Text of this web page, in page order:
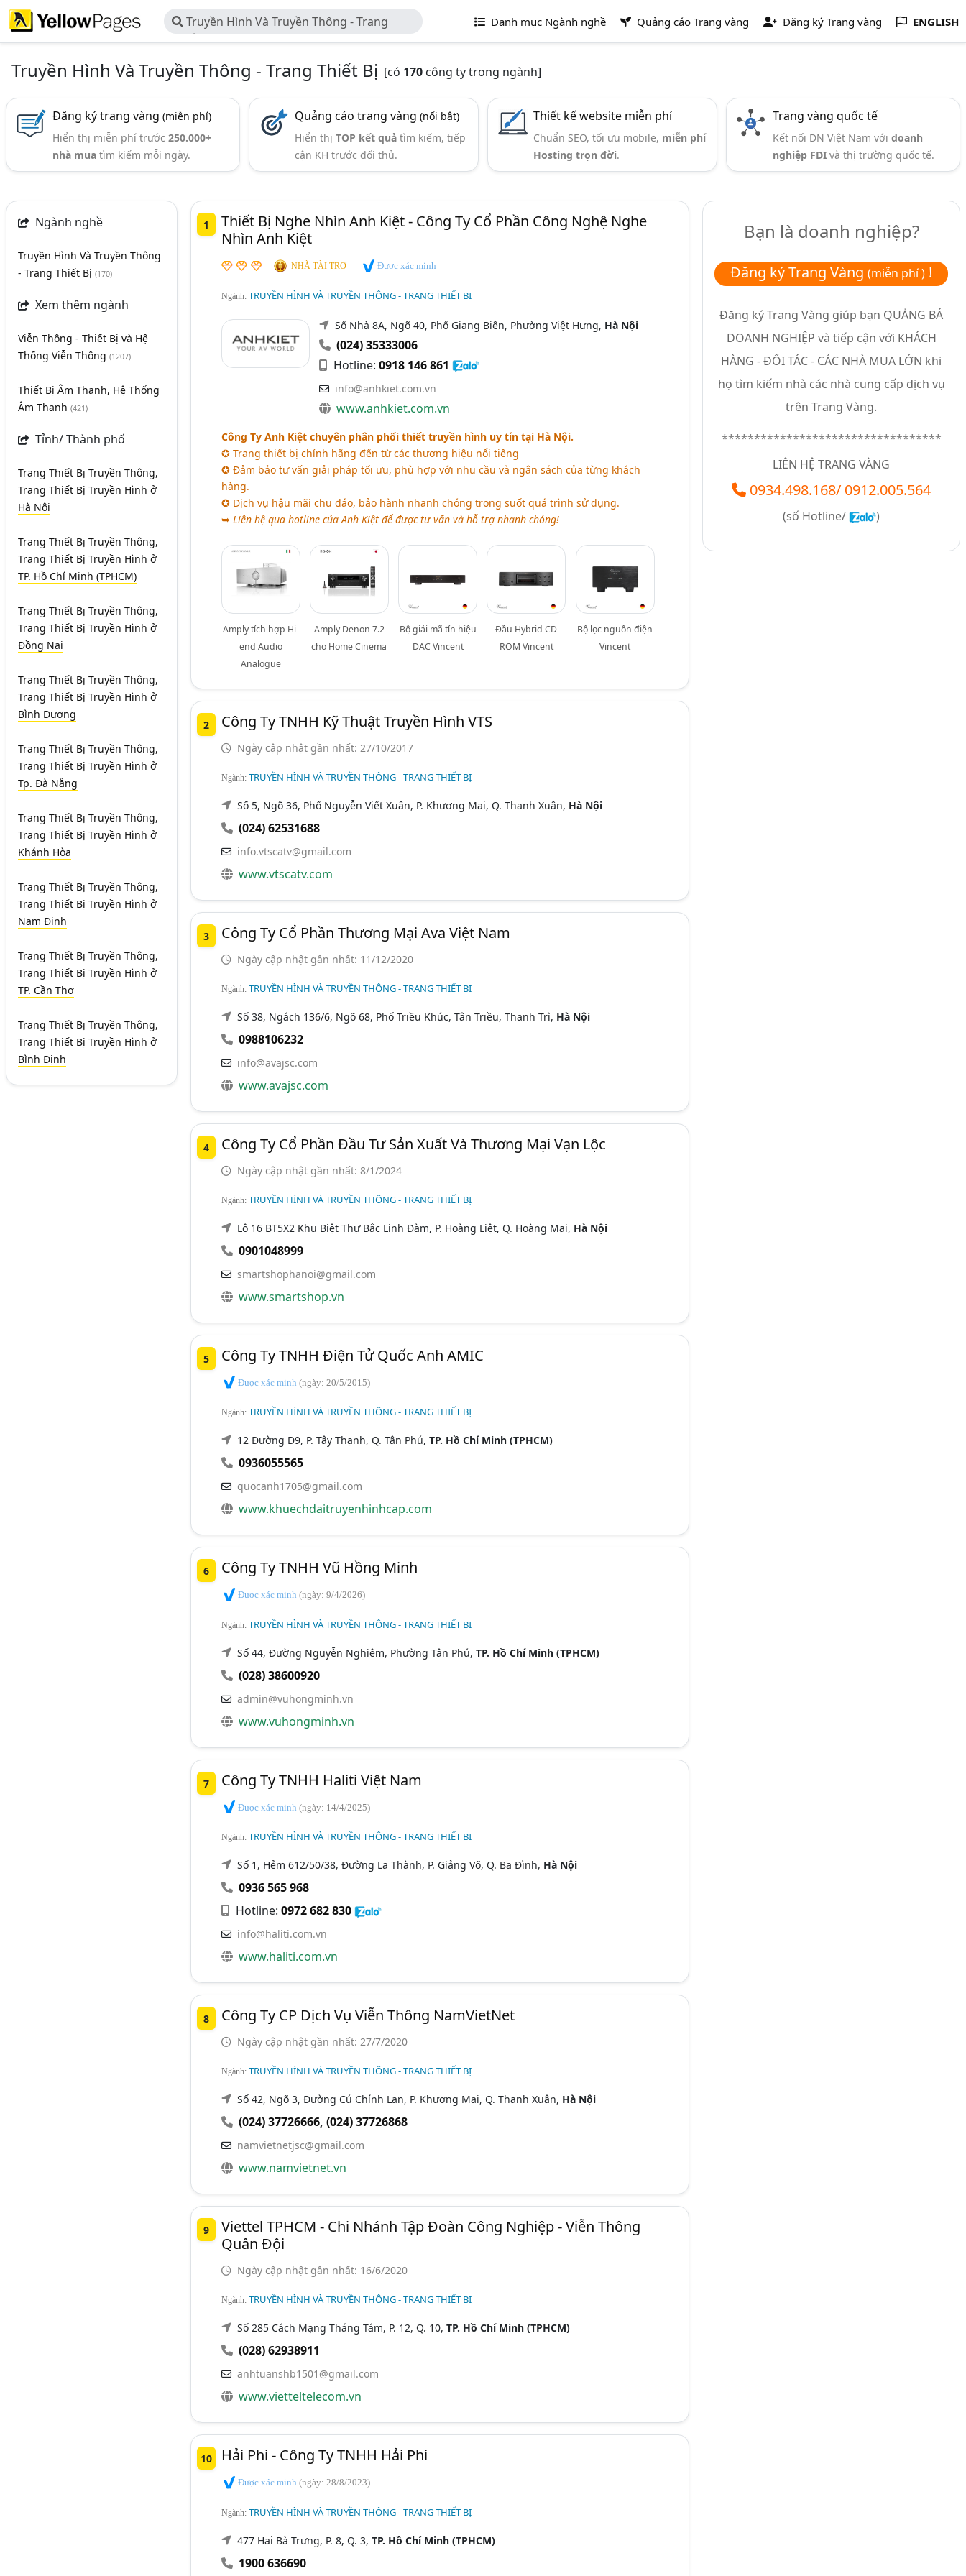
Truyền Hình Và Truyền Thông - Trang
Thiết Bị
Danh mục Ngành nghề Quảng cáo Trang vàng Đăng ký Trang vàng ENGLISH
Truyền Hình Và Truyền Thông - Trang Thiết Bị [có 170 công ty trong ngành]
Đăng ký trang vàng(miễn phí)
Hiển thị miễn phí trước250.000+
nhà mua tìm kiếm mỗi ngày.
Quảng cáo trang vàng(nổi bật)
Hiển thịTOP kết quả tìm kiếm, tiếp
cận KH trước đối thủ.
Thiết kế website miễn phí
Chuẩn SEO, tối ưu mobile, miễn phí
Hosting trọn đời.
Trang vàng quốc tế
Kết nối DN Việt Nam vớidoanh
nghiệp FDI và thị trường quốc tế.
Ngành nghề
Truyền Hình Và Truyền Thông
- Trang Thiết Bị (170)
Xem thêm ngành
Viễn Thông - Thiết Bị và Hệ
Thống Viễn Thông (1207)
Thiết Bị Âm Thanh, Hệ Thống
Âm Thanh (421)
Tỉnh/ Thành phố
Trang Thiết Bị Truyền Thông,
Trang Thiết Bị Truyền Hình ở
Hà Nội
Trang Thiết Bị Truyền Thông,
Trang Thiết Bị Truyền Hình ở
TP. Hồ Chí Minh (TPHCM)
Trang Thiết Bị Truyền Thông,
Trang Thiết Bị Truyền Hình ở
Đồng Nai
Trang Thiết Bị Truyền Thông,
Trang Thiết Bị Truyền Hình ở
Bình Dương
Trang Thiết Bị Truyền Thông,
Trang Thiết Bị Truyền Hình ở
Tp. Đà Nẵng
Trang Thiết Bị Truyền Thông,
Trang Thiết Bị Truyền Hình ở
Khánh Hòa
Trang Thiết Bị Truyền Thông,
Trang Thiết Bị Truyền Hình ở
Nam Định
Trang Thiết Bị Truyền Thông,
Trang Thiết Bị Truyền Hình ở
TP. Cần Thơ
Trang Thiết Bị Truyền Thông,
Trang Thiết Bị Truyền Hình ở
Bình Định
1
Thiết Bị Nghe Nhìn Anh Kiệt - Công Ty Cổ Phần Công Nghệ Nghe
Nhìn Anh Kiệt
NHÀ TÀI TRỢ Được xác minh
Ngành: TRUYỀN HÌNH VÀ TRUYỀN THÔNG - TRANG THIẾT BỊ
Số Nhà 8A, Ngõ 40, Phố Giang Biên, Phường Việt Hưng, Hà Nội
(024) 35333006
Hotline: 0918 146 861
info@anhkiet.com.vn
www.anhkiet.com.vn
Công Ty Anh Kiệt chuyên phân phối thiết truyền hình uy tín tại Hà Nội.
✪ Trang thiết bị chính hãng đến từ các thương hiệu nổi tiếng
✪ Đảm bảo tư vấn giải pháp tối ưu, phù hợp với nhu cầu và ngân sách của từng khách
hàng.
✪ Dịch vụ hậu mãi chu đáo, bảo hành nhanh chóng trong suốt quá trình sử dụng.
➥ Liên hệ qua hotline của Anh Kiệt để được tư vấn và hỗ trợ nhanh chóng!
Amply tích hợp Hi-
end Audio
Analogue
Amply Denon 7.2
cho Home Cinema
Bộ giải mã tín hiệu
DAC Vincent
Đầu Hybrid CD
ROM Vincent
Bộ lọc nguồn điện
Vincent
2 Công Ty TNHH Kỹ Thuật Truyền Hình VTS
Ngày cập nhật gần nhất: 27/10/2017
Ngành: TRUYỀN HÌNH VÀ TRUYỀN THÔNG - TRANG THIẾT BỊ
Số 5, Ngõ 36, Phố Nguyễn Viết Xuân, P. Khương Mai, Q. Thanh Xuân, Hà Nội
(024) 62531688
info.vtscatv@gmail.com
www.vtscatv.com
3 Công Ty Cổ Phần Thương Mại Ava Việt Nam
Ngày cập nhật gần nhất: 11/12/2020
Ngành: TRUYỀN HÌNH VÀ TRUYỀN THÔNG - TRANG THIẾT BỊ
Số 38, Ngách 136/6, Ngõ 68, Phố Triều Khúc, Tân Triều, Thanh Trì, Hà Nội
0988106232
info@avajsc.com
www.avajsc.com
4 Công Ty Cổ Phần Đầu Tư Sản Xuất Và Thương Mại Vạn Lộc
Ngày cập nhật gần nhất: 8/1/2024
Ngành: TRUYỀN HÌNH VÀ TRUYỀN THÔNG - TRANG THIẾT BỊ
Lô 16 BT5X2 Khu Biệt Thự Bắc Linh Đàm, P. Hoàng Liệt, Q. Hoàng Mai, Hà Nội
0901048999
smartshophanoi@gmail.com
www.smartshop.vn
5 Công Ty TNHH Điện Tử Quốc Anh AMIC
Được xác minh (ngày: 20/5/2015)
Ngành: TRUYỀN HÌNH VÀ TRUYỀN THÔNG - TRANG THIẾT BỊ
12 Đường D9, P. Tây Thạnh, Q. Tân Phú, TP. Hồ Chí Minh (TPHCM)
0936055565
quocanh1705@gmail.com
www.khuechdaitruyenhinhcap.com
6 Công Ty TNHH Vũ Hồng Minh
Được xác minh (ngày: 9/4/2026)
Ngành: TRUYỀN HÌNH VÀ TRUYỀN THÔNG - TRANG THIẾT BỊ
Số 44, Đường Nguyễn Nghiêm, Phường Tân Phú, TP. Hồ Chí Minh (TPHCM)
(028) 38600920
admin@vuhongminh.vn
www.vuhongminh.vn
7 Công Ty TNHH Haliti Việt Nam
Được xác minh (ngày: 14/4/2025)
Ngành: TRUYỀN HÌNH VÀ TRUYỀN THÔNG - TRANG THIẾT BỊ
Số 1, Hẻm 612/50/38, Đường La Thành, P. Giảng Võ, Q. Ba Đình, Hà Nội
0936 565 968
Hotline: 0972 682 830
info@haliti.com.vn
www.haliti.com.vn
8 Công Ty CP Dịch Vụ Viễn Thông NamVietNet
Ngày cập nhật gần nhất: 27/7/2020
Ngành: TRUYỀN HÌNH VÀ TRUYỀN THÔNG - TRANG THIẾT BỊ
Số 42, Ngõ 3, Đường Cú Chính Lan, P. Khương Mai, Q. Thanh Xuân, Hà Nội
(024) 37726666, (024) 37726868
namvietnetjsc@gmail.com
www.namvietnet.vn
9
Viettel TPHCM - Chi Nhánh Tập Đoàn Công Nghiệp - Viễn Thông
Quân Đội
Ngày cập nhật gần nhất: 16/6/2020
Ngành: TRUYỀN HÌNH VÀ TRUYỀN THÔNG - TRANG THIẾT BỊ
Số 285 Cách Mạng Tháng Tám, P. 12, Q. 10, TP. Hồ Chí Minh (TPHCM)
(028) 62938911
anhtuanshb1501@gmail.com
www.vietteltelecom.vn
10 Hải Phi - Công Ty TNHH Hải Phi
Được xác minh (ngày: 28/8/2023)
Ngành: TRUYỀN HÌNH VÀ TRUYỀN THÔNG - TRANG THIẾT BỊ
477 Hai Bà Trưng, P. 8, Q. 3, TP. Hồ Chí Minh (TPHCM)
1900 636690
Bạn là doanh nghiệp?
Đăng ký Trang Vàng(miễn phí ) !
Đăng ký Trang Vàng giúp bạn QUẢNG BÁ
DOANH NGHIỆP và tiếp cận với KHÁCH
HÀNG - ĐỐI TÁC - CÁC NHÀ MUA LỚN khi
họ tìm kiếm nhà các nhà cung cấp dịch vụ
trên Trang Vàng.
**********************************
LIÊN HỆ TRANG VÀNG
0934.498.168/ 0912.005.564
(số Hotline/ )